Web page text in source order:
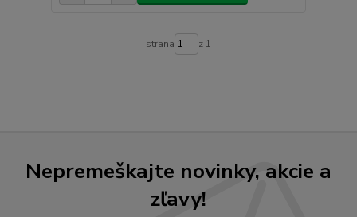
strana z 1
Nepremeškajte novinky, akcie a
zľavy!